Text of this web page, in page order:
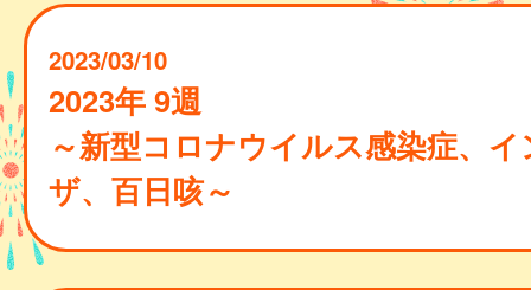
2023/03/10
2023年 9週
～新型コロナウイルス感染症、
ザ、百日咳～